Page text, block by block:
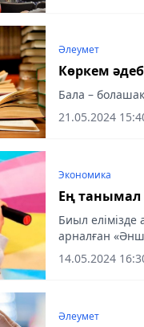
Әлеумет
Көркем
Бала –
21.05.2024
Экономика
Ең танымал
Биыл
арналған
14.05.2024
Әлеумет